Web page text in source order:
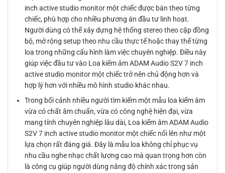
inch active studio monitor một chiếc được bán theo từng
chiếc, phù hợp cho nhiều phương án đầu tư linh hoạt.
Người dùng có thể xây dựng hệ thống stereo theo cặp đồng
bộ, mở rộng setup theo nhu cầu thực tế hoặc thay thế từng
loa trong những cấu hình làm việc chuyên nghiệp. Điều này
giúp việc đầu tư vào Loa kiểm âm ADAM Audio S2V 7 inch
active studio monitor một chiếc trở nên chủ động hơn và
hợp lý hơn với nhiều mô hình studio khác nhau.
Trong bối cảnh nhiều người tìm kiếm một mẫu loa kiểm âm
vừa có chất âm chuẩn, vừa có công nghệ hiện đại, vừa
mang tính chuyên nghiệp lâu dài, Loa kiểm âm ADAM Audio
S2V 7 inch active studio monitor một chiếc nổi lên như một
lựa chọn rất đáng giá. Đây là mẫu loa không chỉ phục vụ
nhu cầu nghe nhạc chất lượng cao mà quan trọng hơn còn
là công cụ giúp người dùng nâng độ chính xác trong sản